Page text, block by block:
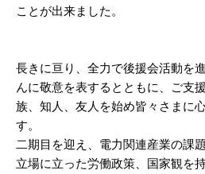
ことが出来ました。
長きに亘り、全力で後援会活動を
んに敬意を表するとともに、ご支
族、知人、友人を始め皆々さまに
す。
二期目を迎え、電力関連産業の課
立場に立った労働政策、国家観を